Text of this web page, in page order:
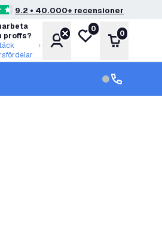
9.2 • 40.000+ recensioner
proffs?
KontoMin önskelista
0
Varukorg
0
kundservice
kundservice